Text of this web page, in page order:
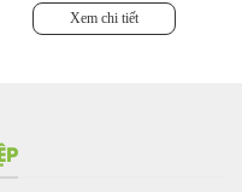
Xem chi tiết